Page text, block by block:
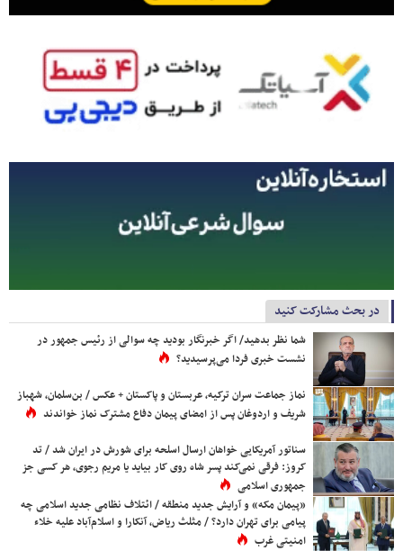
در بحث مشارکت کنید
شما نظر بدهید/ اگر خبرنگار بودید چه سوالی از رئیس جمهور در
نشست خبری فردا می‌پرسیدید؟
نماز جماعت سران ترکیه، عربستان و پاکستان + عکس / بن‌سلمان، شهباز
شریف و اردوغان پس از امضای پیمان دفاع مشترک نماز خواندند
سناتور آمریکایی خواهان ارسال اسلحه برای شورش در ایران شد / تد
کروز: فرقی نمی‌کند پسر شاه روی کار بیاید یا مریم رجوی، هر کسی جز
جمهوری اسلامی
«پیمان مکه» و آرایش جدید منطقه / ائتلاف نظامی جدید اسلامی چه
پیامی برای تهران دارد؟ / مثلث ریاض، آنکارا و اسلام‌آباد علیه خلاء
امنیتی غرب